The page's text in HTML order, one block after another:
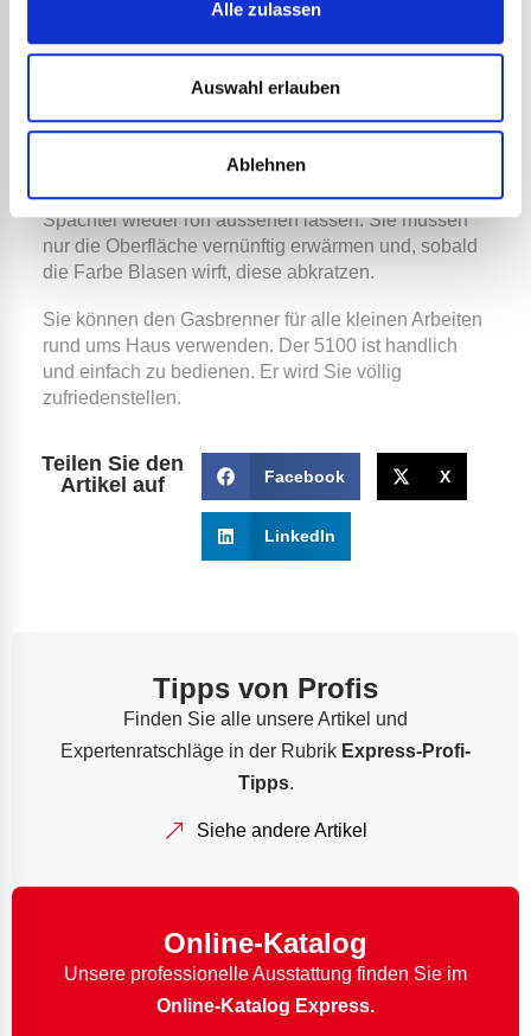
Alle zulassen
Auswahl erlauben
Ablehnen
setzen giftige Dämpfe frei. Darüber hinaus muss die
Verpackung in einem Abfallbeseitigungszentrum
umweltbelastend ist.
können Sie die Wand oder jede andere Oberfläche
mit einem einfachen Maler-Messer oder einem
Spachtel wieder roh aussehen lassen. Sie müssen
nur die Oberfläche vernünftig erwärmen und, sobald
die Farbe Blasen wirft, diese abkratzen.
Sie können den Gasbrenner für alle kleinen Arbeiten
rund ums Haus verwenden. Der 5100 ist handlich
und einfach zu bedienen. Er wird Sie völlig
zufriedenstellen.
Teilen Sie den
Artikel auf
Facebook X
LinkedIn
Tipps von Profis
Finden Sie alle unsere Artikel und
Expertenratschläge in der Rubrik Express-Profi-
Tipps.
Siehe andere Artikel
Online-Katalog
Unsere professionelle Ausstattung finden Sie im
Online-Katalog Express.